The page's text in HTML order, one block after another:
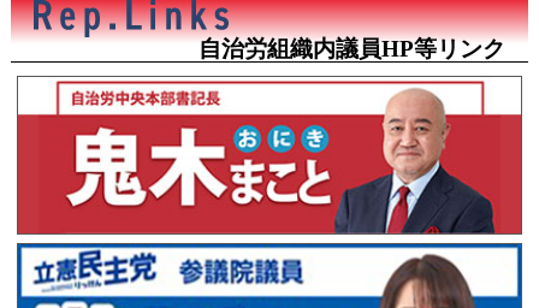
自治労組織内議員HP等リンク